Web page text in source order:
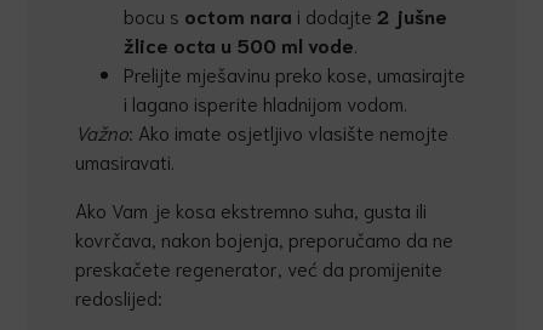
bocu s octom nara i dodajte2 jušne
žlice octa u 500 ml vode
Prelijte mješavinu preko kose, umasirajte
i lagano isperite hladnijom vodom.
Važno: Ako imate osjetljivo vlasište nemojte
umasiravati.
Ako Vam je kosa ekstremno suha, gusta ili
kovrčava, nakon bojenja, preporučamo da ne
preskačete regenerator, već da promijenite
redoslijed: